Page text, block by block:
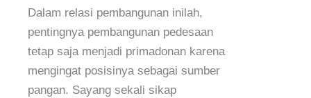
Dalam relasi pembangunan inilah,
pentingnya pembangunan pedesaan
tetap saja menjadi primadonan karena
mengingat posisinya sebagai sumber
pangan. Sayang sekali sikap